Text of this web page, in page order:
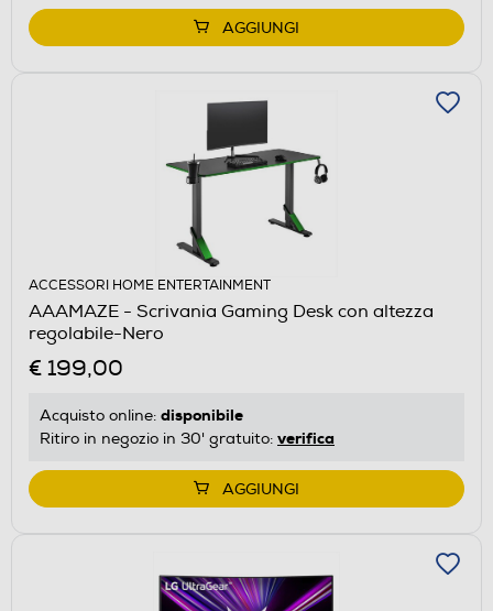
AGGIUNGI
ACCESSORI HOME ENTERTAINMENT
AAAMAZE - Scrivania Gaming Desk con altezza
regolabile-Nero
€ 199,00
Acquisto online: disponibile
Ritiro in negozio in 30' gratuito: verifica
AGGIUNGI